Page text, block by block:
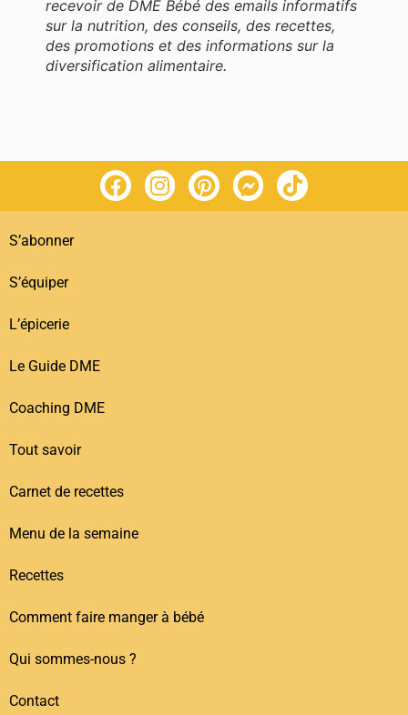
recevoir de DME Bébé des emails informatifs
sur la nutrition, des conseils, des recettes,
des promotions et des informations sur la
diversification alimentaire.
S’abonner
S’équiper
L’épicerie
Le Guide DME
Coaching DME
Tout savoir
Carnet de recettes
Menu de la semaine
Recettes
Comment faire manger à bébé
Qui sommes-nous ?
Contact